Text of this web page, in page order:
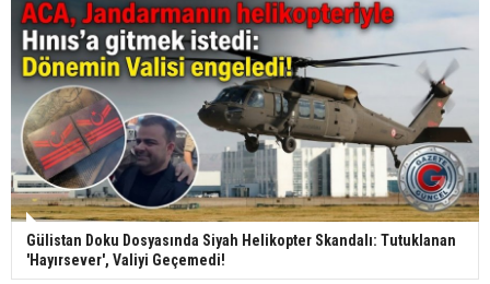
Gülistan Doku Dosyasında Siyah Helikopter Skandalı: Tutuklanan
'Hayırsever', Valiyi Geçemedi!